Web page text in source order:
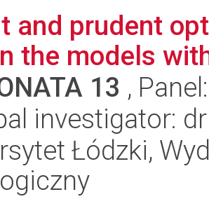
and prudent
the models
13 ,
investigator:
Łódzki,